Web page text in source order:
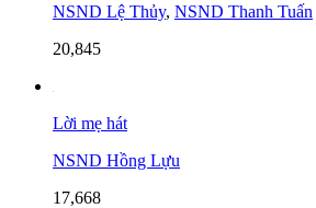
NSND Lệ Thủy, NSND Thanh Tuấn
20,845
Lời mẹ hát
NSND Hồng Lựu
17,668